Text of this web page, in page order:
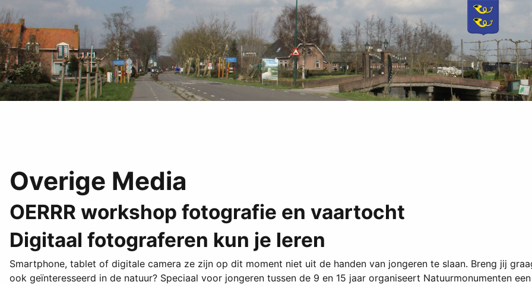
Overige Media
OERRR workshop fotografie en vaartocht
Digitaal fotograferen kun je leren
Smartphone, tablet of digitale camera ze zijn op dit moment niet uit de handen van jongeren te slaan. Breng jij
ook geïnteresseerd in de natuur? Speciaal voor jongeren tussen de 9 en 15 jaar organiseert Natuurmonumenten